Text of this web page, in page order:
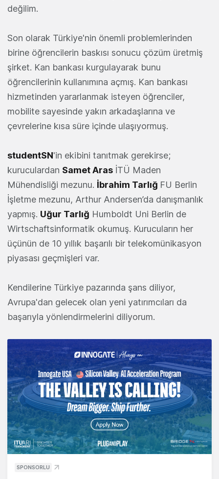
değilim.
Son olarak Türkiye'nin önemli problemlerinden
birine öğrencilerin baskısı sonucu çözüm üretmiş
şirket. Kan bankası kurgulayarak bunu
öğrencilerinin kullanımına açmış. Kan bankası
hizmetinden yararlanmak isteyen öğrenciler,
mobilite sayesinde yakın arkadaşlarına ve
çevrelerine kısa süre içinde ulaşıyormuş.
studentSN'in ekibini tanıtmak gerekirse;
kuruculardan Samet Aras İTÜ Maden
Mühendisliği mezunu. İbrahim Tarlığ FU Berlin
İşletme mezunu, Arthur Andersen’da danışmanlık
yapmış. Uğur Tarlığ Humboldt Uni Berlin de
Wirtschaftsinformatik okumuş. Kurucuların her
üçünün de 10 yıllık başarılı bir telekomünikasyon
piyasası geçmişleri var.
Kendilerine Türkiye pazarında şans diliyor,
Avrupa'dan gelecek olan yeni yatırımcıları da
başarıyla yönlendirmelerini diliyorum.
SPONSORLU